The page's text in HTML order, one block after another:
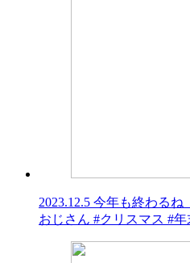
2023.12.5 今年も終わる
おじさん #クリスマス #